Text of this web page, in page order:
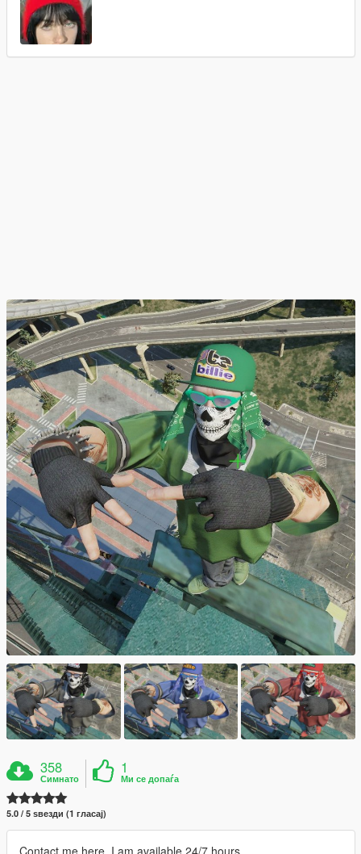
358
Симнато
1
Ми се допаѓа
5.0 / 5 ѕвезди (1 гласај)
Contact me here, I am available 24/7 hours